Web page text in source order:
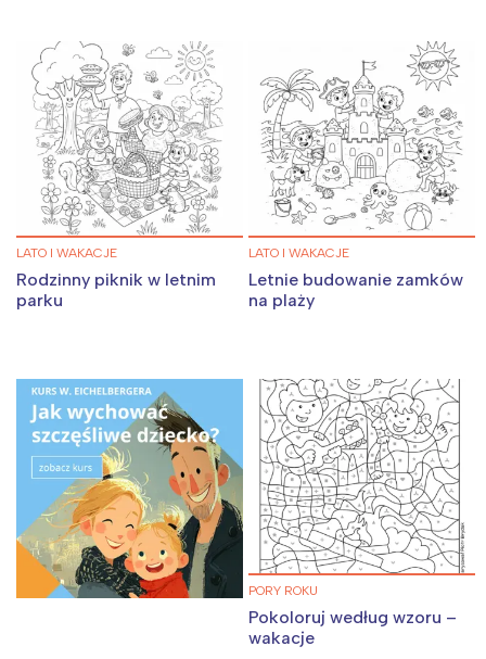
LATO I WAKACJE
Rodzinny piknik w letnim
parku
LATO I WAKACJE
Letnie budowanie zamków
na plaży
PORY ROKU
Pokoloruj według wzoru –
wakacje